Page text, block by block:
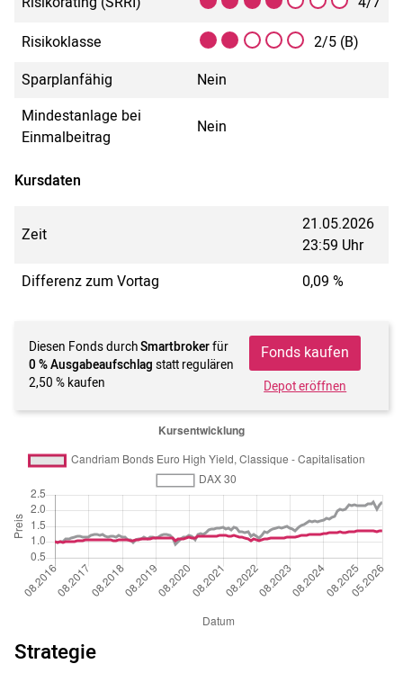
Risikoklasse
2/5 (B)
Sparplanfähig
Nein
Mindestanlage bei
Einmalbeitrag
Nein
Kursdaten
Zeit
21.05.2026
23:59 Uhr
Differenz zum Vortag
0,09 %
Diesen Fonds durchSmartbrokerfür
0 % Ausgabeaufschlag statt regulären
2,50 % kaufen
Fonds kaufen
Depot eröffnen
Strategie